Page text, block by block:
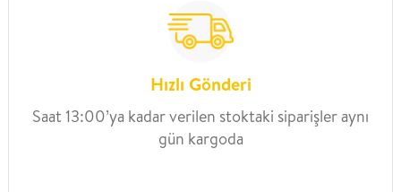
Hızlı Gönderi
Saat 13:00’ya kadar verilen stoktaki siparişler aynı
gün kargoda